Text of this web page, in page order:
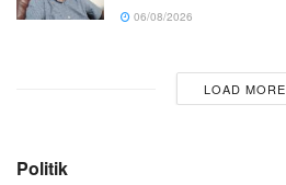
06/08/2026
LOAD MORE
Politik